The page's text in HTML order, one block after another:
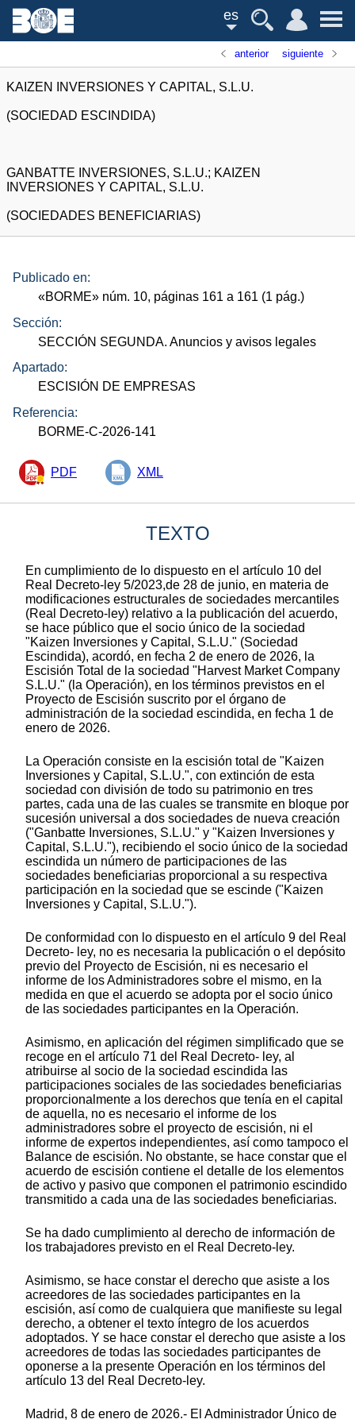
es
anterior siguiente
KAIZEN INVERSIONES Y CAPITAL, S.L.U.
(SOCIEDAD ESCINDIDA)
GANBATTE INVERSIONES, S.L.U.; KAIZEN
INVERSIONES Y CAPITAL, S.L.U.
(SOCIEDADES BENEFICIARIAS)
Publicado en:
«BORME» núm. 10, páginas 161 a 161 (1 pág.)
Sección:
SECCIÓN SEGUNDA. Anuncios y avisos legales
Apartado:
ESCISIÓN DE EMPRESAS
Referencia:
BORME-C-2026-141
PDF XML
TEXTO
En cumplimiento de lo dispuesto en el artículo 10 del
Real Decreto-ley 5/2023,de 28 de junio, en materia de
modificaciones estructurales de sociedades mercantiles
(Real Decreto-ley) relativo a la publicación del acuerdo,
se hace público que el socio único de la sociedad
"Kaizen Inversiones y Capital, S.L.U." (Sociedad
Escindida), acordó, en fecha 2 de enero de 2026, la
Escisión Total de la sociedad "Harvest Market Company
S.L.U." (la Operación), en los términos previstos en el
Proyecto de Escisión suscrito por el órgano de
administración de la sociedad escindida, en fecha 1 de
enero de 2026.
La Operación consiste en la escisión total de "Kaizen
Inversiones y Capital, S.L.U.", con extinción de esta
sociedad con división de todo su patrimonio en tres
partes, cada una de las cuales se transmite en bloque por
sucesión universal a dos sociedades de nueva creación
("Ganbatte Inversiones, S.L.U." y "Kaizen Inversiones y
Capital, S.L.U."), recibiendo el socio único de la sociedad
escindida un número de participaciones de las
sociedades beneficiarias proporcional a su respectiva
participación en la sociedad que se escinde ("Kaizen
Inversiones y Capital, S.L.U.").
De conformidad con lo dispuesto en el artículo 9 del Real
Decreto- ley, no es necesaria la publicación o el depósito
previo del Proyecto de Escisión, ni es necesario el
informe de los Administradores sobre el mismo, en la
medida en que el acuerdo se adopta por el socio único
de las sociedades participantes en la Operación.
Asimismo, en aplicación del régimen simplificado que se
recoge en el artículo 71 del Real Decreto- ley, al
atribuirse al socio de la sociedad escindida las
participaciones sociales de las sociedades beneficiarias
proporcionalmente a los derechos que tenía en el capital
de aquella, no es necesario el informe de los
administradores sobre el proyecto de escisión, ni el
informe de expertos independientes, así como tampoco el
Balance de escisión. No obstante, se hace constar que el
acuerdo de escisión contiene el detalle de los elementos
de activo y pasivo que componen el patrimonio escindido
transmitido a cada una de las sociedades beneficiarias.
Se ha dado cumplimiento al derecho de información de
los trabajadores previsto en el Real Decreto-ley.
Asimismo, se hace constar el derecho que asiste a los
acreedores de las sociedades participantes en la
escisión, así como de cualquiera que manifieste su legal
derecho, a obtener el texto íntegro de los acuerdos
adoptados. Y se hace constar el derecho que asiste a los
acreedores de todas las sociedades participantes de
oponerse a la presente Operación en los términos del
artículo 13 del Real Decreto-ley.
Madrid, 8 de enero de 2026.- El Administrador Único de